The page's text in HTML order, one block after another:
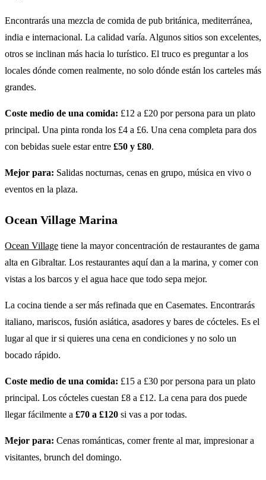
Encontrarás una mezcla de comida de pub británica, mediterránea,
india e internacional. La calidad varía. Algunos sitios son excelentes,
otros se inclinan más hacia lo turístico. El truco es preguntar a los
locales dónde comen realmente, no solo dónde están los carteles más
grandes.
Coste medio de una comida: £12 a £20 por persona para un plato
principal. Una pinta ronda los £4 a £6. Una cena completa para dos
con bebidas suele estar entre £50 y £80.
Mejor para: Salidas nocturnas, cenas en grupo, música en vivo o
eventos en la plaza.
Ocean Village Marina
Ocean Village tiene la mayor concentración de restaurantes de gama
alta en Gibraltar. Los restaurantes aquí dan a la marina, y comer con
vistas a los barcos y el agua hace que todo sepa mejor.
La cocina tiende a ser más refinada que en Casemates. Encontrarás
italiano, mariscos, fusión asiática, asadores y bares de cócteles. Es el
lugar al que ir si quieres una cena en condiciones y no solo un
bocado rápido.
Coste medio de una comida: £15 a £30 por persona para un plato
principal. Los cócteles cuestan £8 a £12. La cena para dos puede
llegar fácilmente a £70 a £120 si vas a por todas.
Mejor para: Cenas románticas, comer frente al mar, impresionar a
visitantes, brunch del domingo.